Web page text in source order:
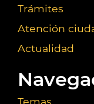
Trámites
Atención
Actualidad
Temas